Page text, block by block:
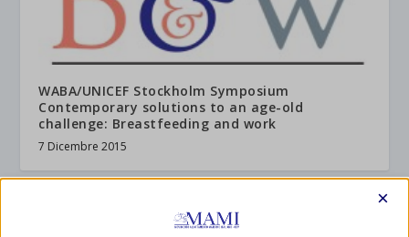
WABA/UNICEF Stockholm Symposium
Contemporary solutions to an age-old
challenge: Breastfeeding and work
7 Dicembre 2015
×